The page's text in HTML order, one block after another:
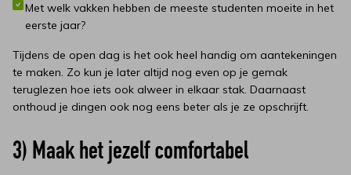
Met welk vakken hebben de meeste studenten moeite in het
eerste jaar?
Tijdens de open dag is het ook heel handig om aantekeningen
te maken. Zo kun je later altijd nog even op je gemak
teruglezen hoe iets ook alweer in elkaar stak. Daarnaast
onthoud je dingen ook nog eens beter als je ze opschrijft.
3) Maak het jezelf comfortabel